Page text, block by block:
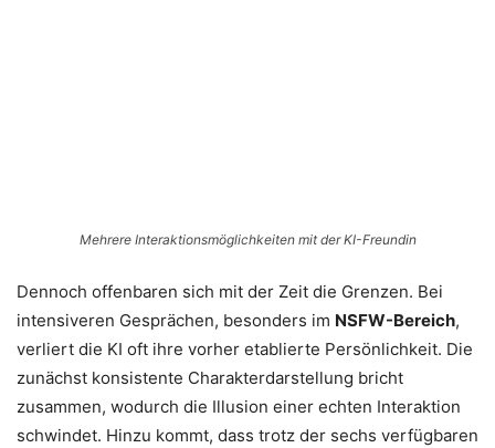
Mehrere Interaktionsmöglichkeiten mit der KI-Freundin
Dennoch offenbaren sich mit der Zeit die Grenzen. Bei
intensiveren Gesprächen, besonders im NSFW-Bereich,
verliert die KI oft ihre vorher etablierte Persönlichkeit. Die
zunächst konsistente Charakterdarstellung bricht
zusammen, wodurch die Illusion einer echten Interaktion
schwindet. Hinzu kommt, dass trotz der sechs verfügbaren